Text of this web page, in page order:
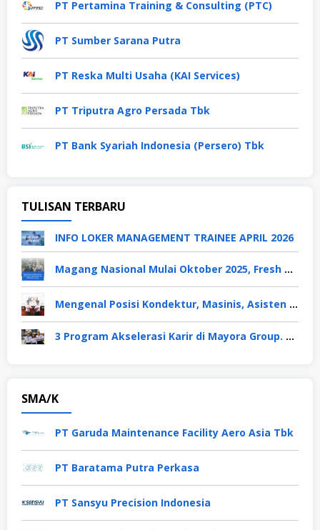
PT Pertamina Training & Consulting (PTC)
PT Sumber Sarana Putra
PT Reska Multi Usaha (KAI Services)
PT Triputra Agro Persada Tbk
PT Bank Syariah Indonesia (Persero) Tbk
TULISAN TERBARU
INFO LOKER MANAGEMENT TRAINEE APRIL 2026
Magang Nasional Mulai Oktober 2025, Fresh Graduate Dapat Gaji UMP Selama 6 Bulan
Mengenal Posisi Kondektur, Masinis, Asisten PPKA, Pemeliharaan Sarana dan Prasarana, Polsuska (Polisi Khusus Kereta Api), di PT KAI
3 Program Akselerasi Karir di Mayora Group. Apa Saja? Berikut Penjelasannya
SMA/K
PT Garuda Maintenance Facility Aero Asia Tbk
PT Baratama Putra Perkasa
PT Sansyu Precision Indonesia